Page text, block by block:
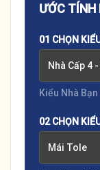
ƯỚC TÍNH
01 CHỌN
Nhà Cấp 4
Kiểu Nhà
02 CHỌN
Mái Tole